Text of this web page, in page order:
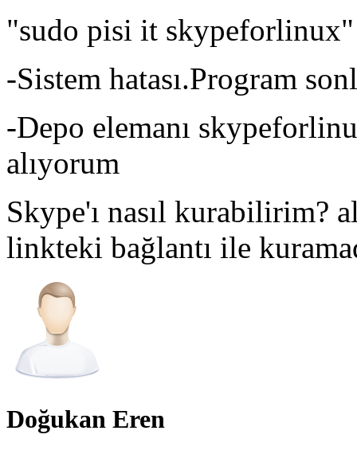
"sudo pisi it skypeforlinux"
-Sistem hatası.Program
-Depo elemanı
alıyorum
Skype'ı nasıl kurabilirim?
linkteki bağlantı ile
Doğukan Eren